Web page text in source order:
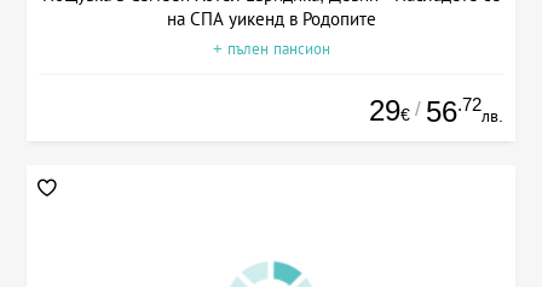
на СПА уикенд в Родопите
+ пълен пансион
29€ / 56.72
лв.